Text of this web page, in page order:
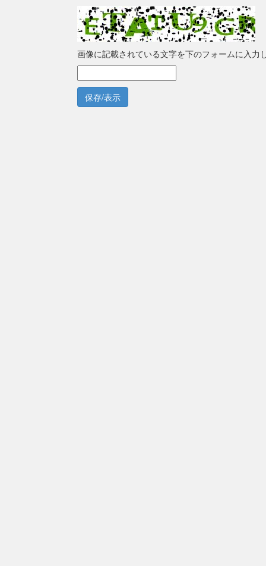
画像に記載されている文字を下のフォームに入力
保存/表示